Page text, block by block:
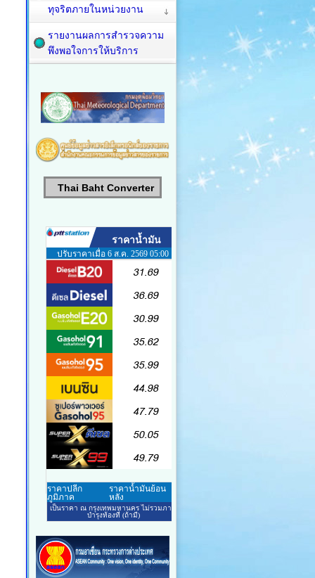
ทุจริตภายในหน่วยงาน
รายงานผลการสำรวจความ
พึงพอใจการให้บริการ
Thai Baht Converter